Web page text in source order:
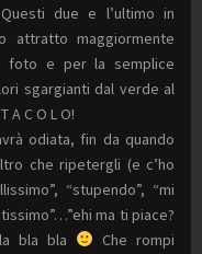
due e l’ultimo in
attratto maggiormente
foto e per la semplice
sgargianti dal verde al
C O L O!
odiata, fin da quando
che ripetergli (e c’ho
“stupendo”, “mi
ma ti piace?
bla bla
Che rompi